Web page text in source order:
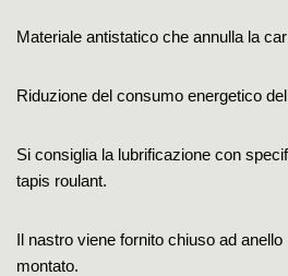
Materiale antistatico che annulla la
Riduzione del consumo energetico
Si consiglia la lubrificazione con
tapis roulant.
Il nastro viene fornito chiuso ad
montato.